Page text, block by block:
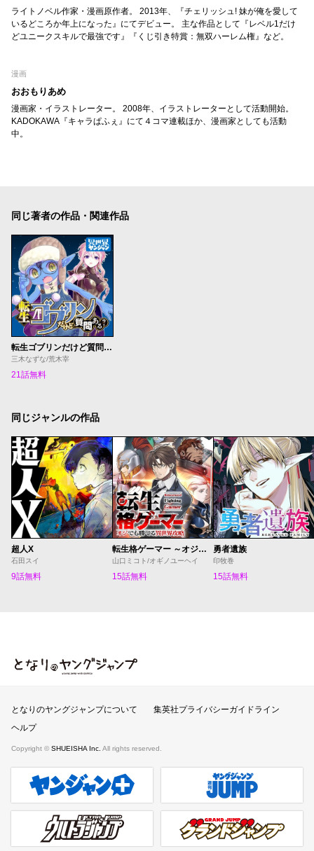
ライトノベル作家・漫画原作者。 2013年、『チェリッシュ! 妹が俺を愛して
いるどころか年上になった』にてデビュー。 主な作品として『レベル1だけ
どユニークスキルで最強です』『くじ引き特賞：無双ハーレム権』など。
漫画
おおもりあめ
漫画家・イラストレーター。 2008年、イラストレーターとして活動開始。
KADOKAWA『キャラぱふぇ』にて４コマ連載ほか、漫画家としても活動
中。
同じ著者の作品・関連作品
転生ゴブリンだけど質問ある？
三木なずな/荒木宰
21話無料
同じジャンルの作品
超人X
石田スイ
9話無料
転生格ゲーマー ～オジでも勝てる異世界攻略～
山口ミコト/オギノユーヘイ
15話無料
勇者遺族
印牧巻
15話無料
となりのヤングジャンプ
となりのヤングジャンプについて
集英社プライバシーガイドライン
ヘルプ
Copyright © SHUEISHA Inc. All rights reserved.
ヤンジャンプラス 週刊ヤングジャンプ公式サイト
ウルトラジャンプ グランドジャンプ